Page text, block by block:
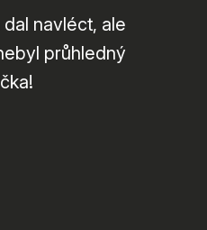
navléct, ale
průhledný